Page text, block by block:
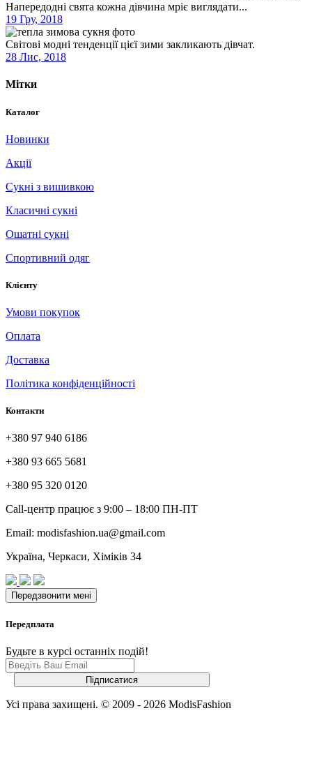
Напередодні свята кожна дівчина мріє виглядати...
19 Гру, 2018
Світові модні тенденції цієї зими закликають дівчат.
28 Лис, 2018
Мітки
Каталог
Новинки
Акції
Сукні з вишивкою
Класичні сукні
Ошатні сукні
Спортивний одяг
Клієнту
Умови покупок
Оплата
Доставка
Політика конфіденційності
Контакти
+380 97 940 6186
+380 93 665 5681
+380 95 320 0120
Call-центр працює з 9:00 – 18:00 ПН-ПТ
Email: modisfashion.ua@gmail.com
Україна, Черкаси, Хіміків 34
Передплата
Будьте в курсі останніх подій!
Усі права захищені. © 2009 - 2026 ModisFashion